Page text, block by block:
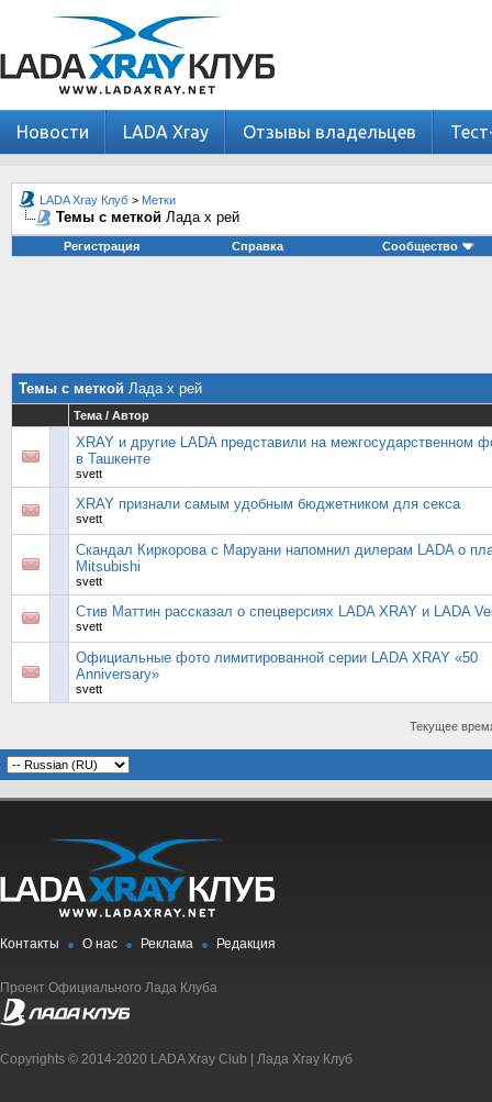
Новости LADA Xray Отзывы владельцев
LADA Xray Клуб > Метки
Темы с меткой Лада х рей
Регистрация Справка Сообщество
Темы с меткой Лада х рей
Тема / Автор
XRAY и другие LADA представили на межгосударственном
в Ташкенте
svett
XRAY признали самым удобным бюджетником для секса
svett
Скандал Киркорова с Маруани напомнил дилерам LADA о
Mitsubishi
svett
Стив Маттин рассказал о спецверсиях LADA XRAY и LADA
svett
Официальные фото лимитированной серии LADA XRAY «50
Anniversary»
svett
Текущее
Контакты О нас Реклама Редакция
Проект Официального Лада Клуба
Copyrights © 2014-2020 LADA Xray Club | Лада Xray Клуб